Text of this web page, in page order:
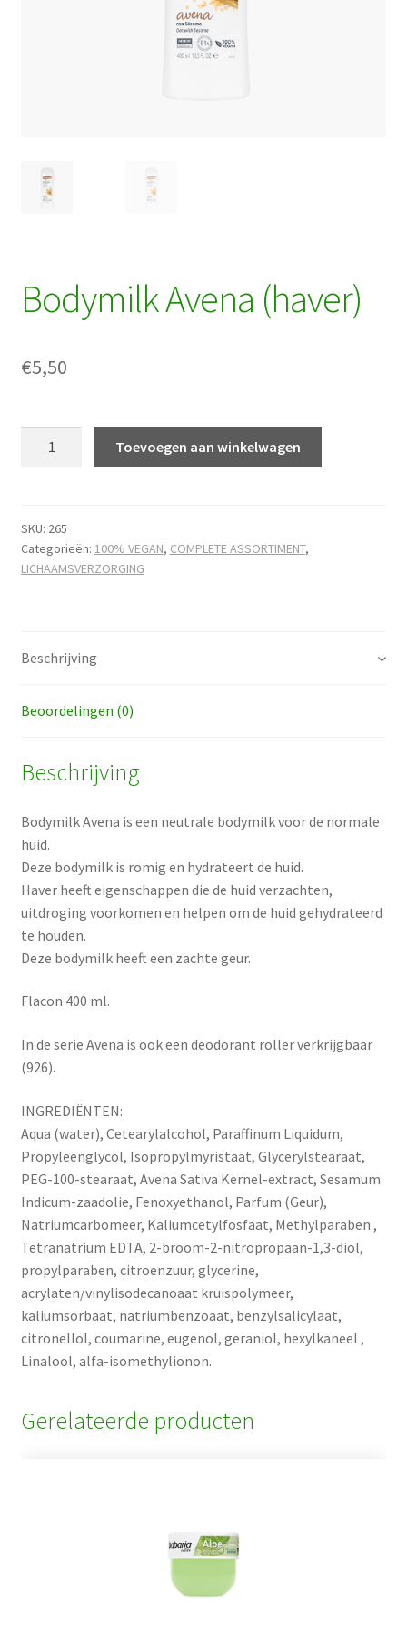
Bodymilk Avena (haver)
€5,50
Toevoegen aan winkelwagen
SKU: 265
Categorieën: 100% VEGAN, COMPLETE ASSORTIMENT,
LICHAAMSVERZORGING
Beschrijving
Beoordelingen (0)
Beschrijving
Bodymilk Avena is een neutrale bodymilk voor de normale
huid.
Deze bodymilk is romig en hydrateert de huid.
Haver heeft eigenschappen die de huid verzachten,
uitdroging voorkomen en helpen om de huid gehydrateerd
te houden.
Deze bodymilk heeft een zachte geur.
Flacon 400 ml.
In de serie Avena is ook een deodorant roller verkrijgbaar
(926).
INGREDIËNTEN:
Aqua (water), Cetearylalcohol, Paraffinum Liquidum,
Propyleenglycol, Isopropylmyristaat, Glycerylstearaat,
PEG-100-stearaat, Avena Sativa Kernel-extract, Sesamum
Indicum-zaadolie, Fenoxyethanol, Parfum (Geur),
Natriumcarbomeer, Kaliumcetylfosfaat, Methylparaben ,
Tetranatrium EDTA, 2-broom-2-nitropropaan-1,3-diol,
propylparaben, citroenzuur, glycerine,
acrylaten/vinylisodecanoaat kruispolymeer,
kaliumsorbaat, natriumbenzoaat, benzylsalicylaat,
citronellol, coumarine, eugenol, geraniol, hexylkaneel ,
Linalool, alfa-isomethylionon.
Gerelateerde producten